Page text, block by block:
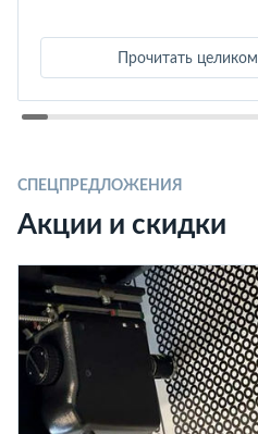
Прочитать целиком
СПЕЦПРЕДЛОЖЕНИЯ
Акции и скидки